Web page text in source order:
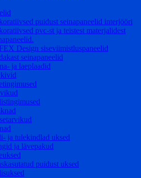
puidust seinapaneelid interjööri
pvc-st ja teistest materjalidest
Design siseviimistluspaneelid
seinapaneelid
ja laeplaadid
ja tulekindlad uksed
ja lävepakud
puidust uksed